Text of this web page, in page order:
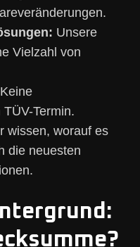
Unsere
Vielzahl von
Keine
Termin.
wissen, worauf es
die neuesten